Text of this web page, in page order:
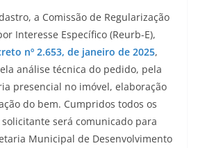
a Comissão de Regularização
Interesse Específico (Reurb-E),
nº 2.653, de janeiro de 2025,
análise técnica do pedido, pela
presencial no imóvel, elaboração
do bem. Cumpridos todos os
será comunicado para
Municipal de Desenvolvimento